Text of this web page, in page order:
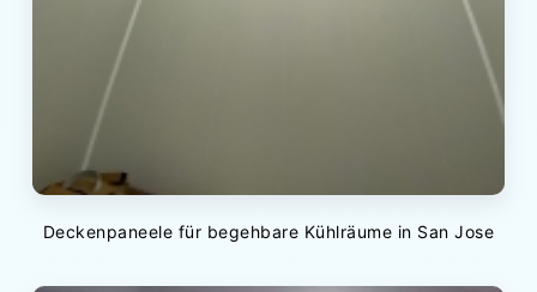
Deckenpaneele für begehbare Kühlräume in San Jose